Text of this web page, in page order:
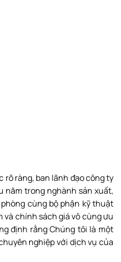
rõ ràng, ban lãnh đạo công ty
năm trong nghành sản xuất,
cùng bộ phận kỹ thuật
chính sách giá vô cùng ưu
định rằng Chúng tôi là một
nghiệp với dịch vụ của